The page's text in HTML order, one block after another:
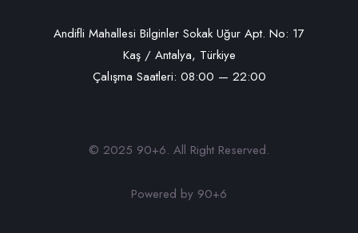
Andifli Mahallesi Bilginler Sokak Uğur Apt. No: 17
Kaş / Antalya, Türkiye
Çalışma Saatleri: 08:00 — 22:00
© 2025 90+6. All Right Reserved.
Powered by 90+6